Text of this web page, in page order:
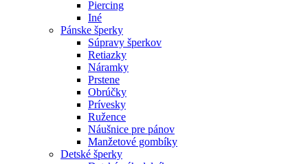
Piercing
Iné
Pánske šperky
Súpravy šperkov
Retiazky
Náramky
Prstene
Obrúčky
Prívesky
Ružence
Náušnice pre pánov
Manžetové gombíky
Detské šperky